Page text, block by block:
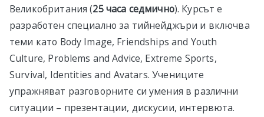
Великобритания (25 часа седмично). Курсът е
разработен специално за тийнейджъри и включва
теми като Body Image, Friendships and Youth
Culture, Problems and Advice, Extreme Sports,
Survival, Identities and Avatars. Учениците
упражняват разговорните си умения в различни
ситуации – презентации, дискусии, интервюта.